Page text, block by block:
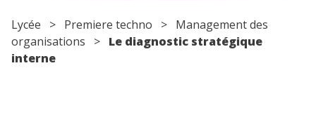
Lycée > Premiere techno > Management des
organisations > Le diagnostic stratégique
interne